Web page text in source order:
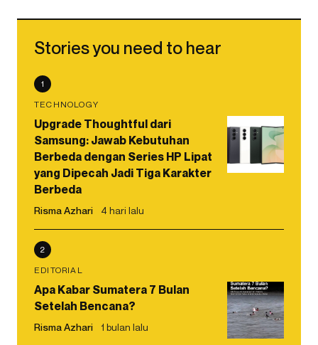
Stories you need to hear
1
TECHNOLOGY
Upgrade Thoughtful dari
Samsung: Jawab Kebutuhan
Berbeda dengan Series HP Lipat
yang Dipecah Jadi Tiga Karakter
Berbeda
Risma Azhari 4 hari lalu
2
EDITORIAL
Apa Kabar Sumatera 7 Bulan
Setelah Bencana?
Risma Azhari 1 bulan lalu